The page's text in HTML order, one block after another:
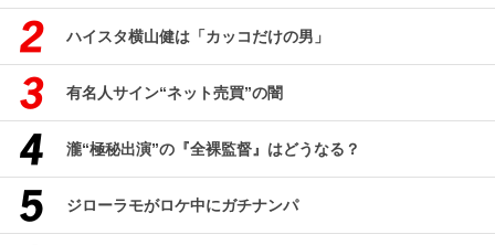
ハイスタ横山健は「カッコだけの男」
有名人サイン“ネット売買”の闇
瀧“極秘出演”の『全裸監督』はどうなる？
ジローラモがロケ中にガチナンパ